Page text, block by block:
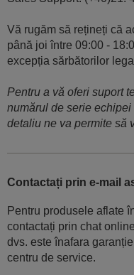
Vă rugăm să rețineți că
până joi între 09:00 -
excepția sărbătorilor
Pentru a vă oferi suport
numărul de serie
detaliu ne va permite să
Contactați prin e-mail
Pentru produsele aflate
contactați prin chat
dvs. este înafara
centru de service.